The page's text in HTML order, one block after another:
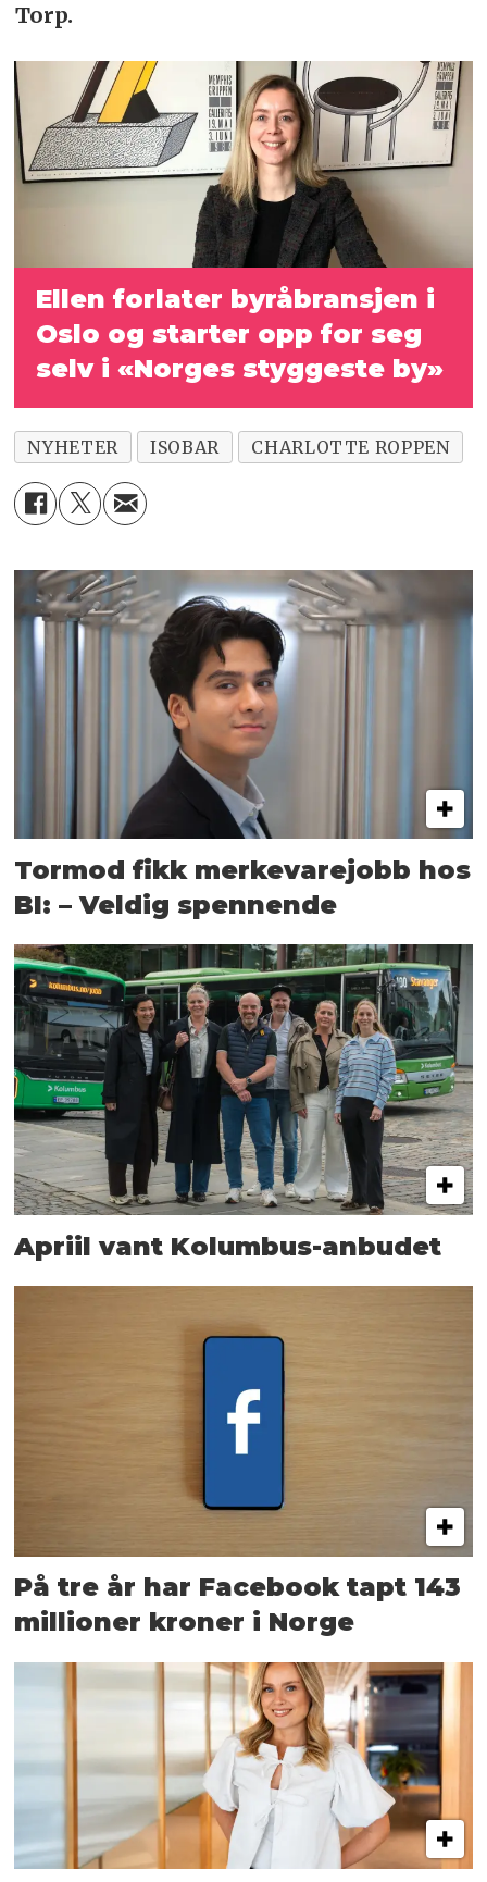
Torp.
Ellen forlater byråbransjen i
Oslo og starter opp for seg
selv i «Norges styggeste by»
NYHETER ISOBAR CHARLOTTE ROPPEN
Tormod fikk merkevarejobb hos
BI: – Veldig spennende
Apriil vant Kolumbus-anbudet
På tre år har Facebook tapt 143
millioner kroner i Norge